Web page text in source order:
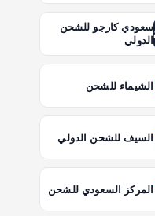
سعودي كارجو للشحن
الدولي
الشيماء للشحن
السيف للشحن الدولي
المركز السعودي للشحن